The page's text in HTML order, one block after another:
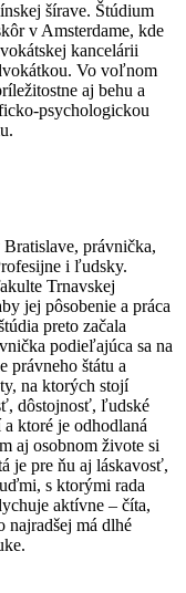
šírave. Štúdium
v Amsterdame, kde
kancelárii
. Vo voľnom
aj behu a
psychologickou
právnička,
i ľudsky.
Trnavskej
jej pôsobenie a práca
preto začala
podieľajúca sa na
právneho štátu a
na ktorých stojí
dôstojnosť, ľudské
ktoré je odhodlaná
aj osobnom živote si
je pre ňu aj láskavosť,
s ktorými rada
aktívne – číta,
najradšej má dlhé